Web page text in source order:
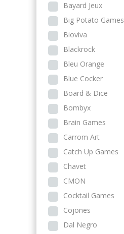
Bayard Jeux
Big Potato Games
Bioviva
Blackrock
Bleu Orange
Blue Cocker
Board & Dice
Bombyx
Brain Games
Carrom Art
Catch Up Games
Chavet
CMON
Cocktail Games
Cojones
Dal Negro